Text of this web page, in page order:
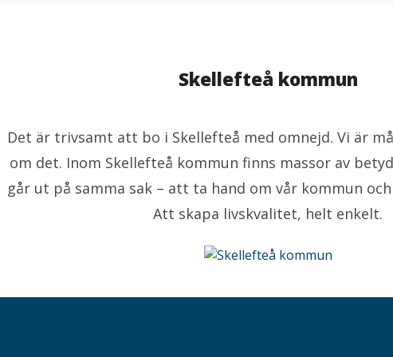
Skellefteå kommun
Det är trivsamt att bo i Skellefteå med omnejd. Vi är
om det. Inom Skellefteå kommun finns massor av
går ut på samma sak – att ta hand om vår kommun
Att skapa livskvalitet, helt enkelt.